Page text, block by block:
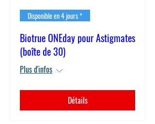
Disponible en 4 jours *
Biotrue ONEday pour Astigmates
(boîte de 30)
Plus d'infos
Détails